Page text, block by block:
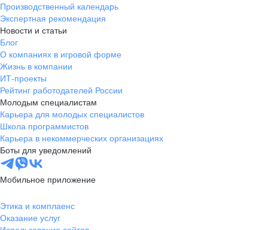
Производственный календарь
Экспертная рекомендация
Новости и статьи
Блог
О компаниях в игровой форме
Жизнь в компании
ИТ-проекты
Рейтинг работодателей России
Молодым специалистам
Карьера для молодых специалистов
Школа программистов
Карьера в некоммерческих организациях
Боты для уведомлений
Мобильное приложение
Этика и комплаенс
Оказание услуг